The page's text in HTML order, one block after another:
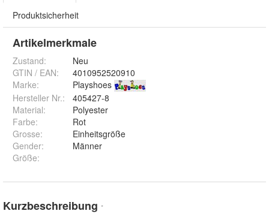
Produktsicherheit
Artikelmerkmale
Zustand:
Neu
GTIN / EAN:
4010952520910
Marke:
Playshoes
Hersteller Nr.:
405427-8
Material:
Polyester
Farbe:
Rot
Grosse:
Einheitsgröße
Gender:
Männer
Größe:
Kurzbeschreibung *